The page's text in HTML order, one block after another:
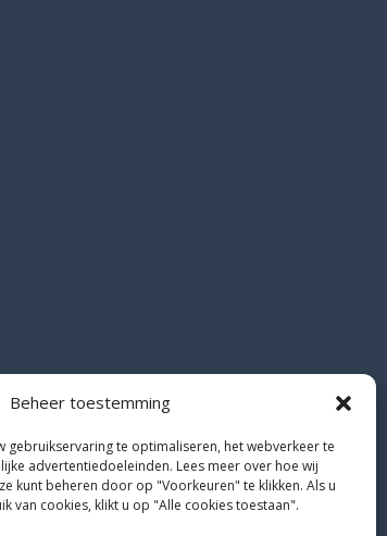
Beheer toestemming
gebruikservaring te optimaliseren, het webverkeer te
advertentiedoeleinden. Lees meer over hoe wij
kunt beheren door op "Voorkeuren" te klikken. Als u
van cookies, klikt u op "Alle cookies toestaan".